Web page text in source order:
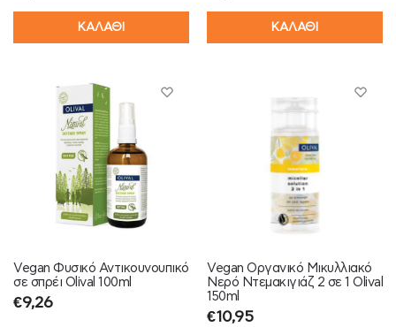
ΚΑΛΑΘΙ ΚΑΛΑΘΙ
Vegan Φυσικό Αντικουνουπικό
σε σπρέι Olival 100ml
€9,26
Vegan Οργανικό Μικυλλιακό
Νερό Ντεμακιγιάζ 2 σε 1 Olival
150ml
€10,95